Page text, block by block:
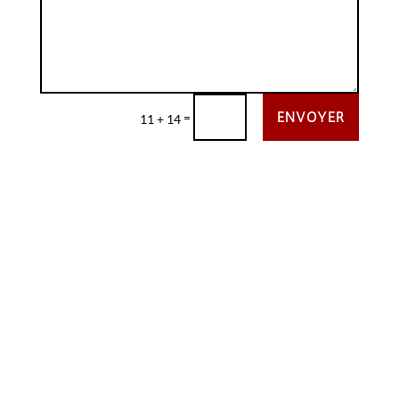
11 + 14 = ENVOYER